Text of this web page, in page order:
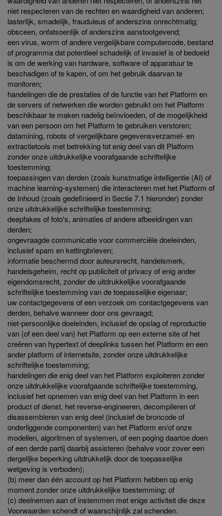
niet respecteren van de rechten en waardigheid van anderen;
lasterlijk, smadelijk, frauduleus of anderszins onrechtmatig;
obsceen, onfatsoenlijk of anderszins aanstootgevend;
een virus, worm of andere vergelijkbare computercode, bestand
of programma dat potentieel schadelijk of invasief is of bedoeld
is om de werking van hardware, software of apparatuur te
beschadigen of te kapen, of om het gebruik daarvan te
monitoren;
handelingen die de prestaties of de functie van het Platform en
de servers of netwerken die worden gebruikt om het Platform
beschikbaar te maken nadelig beïnvloeden, of de mogelijkheid
van een persoon om het Platform te gebruiken verstoren;
datamining, robots of vergelijkbare gegevensverzamel- en
extractietools met betrekking tot enig deel van dit Platform
zonder onze uitdrukkelijke voorafgaande schriftelijke
toestemming;
toepassingen van derden (zoals kunstmatige intelligentie (AI) of
machine learning-systemen) die interacteren met het Platform of
de Inhoud (zoals gedefinieerd in Sectie 7.1 hieronder) zonder
onze uitdrukkelijke schriftelijke toestemming;
deepfakes of foto's, animaties of andere afbeeldingen van
derden;
ongevraagde communicatie voor commerciële doeleinden,
inclusief spam en kettingbrieven;
informatie beschermd door auteursrecht, handelsmerk,
handelsgeheim, recht op publiciteit of privacy of enig ander
eigendomsrecht, zonder de uitdrukkelijke voorafgaande
schriftelijke toestemming van de toepasselijke eigenaar;
uw contactgegevens of een verzoek om contactgegevens van
derden, behalve wanneer door ons gevraagd;
niet-persoonlijke doeleinden, inclusief de opslag of reproductie
van (of een deel van) het Platform op een externe site of het
creëren van hypertext of deeplinks tussen het Platform en een
ander platform of internetsite, zonder onze uitdrukkelijke
schriftelijke toestemming;
handelingen die enig deel van het Platform exploiteren zonder
onze uitdrukkelijke voorafgaande schriftelijke toestemming,
inclusief het opnemen van enig deel van het Platform in een
product of dienst, het reverse-engineeren, decompileren of
disassembleren van enig deel (inclusief de broncode of
onderliggende componenten) van het Platform en/of onze
modellen, algoritmen of systemen, of een poging daartoe doen
of een derde partij daarbij assisteren (behalve voor zover een
dergelijke beperking uitdrukkelijk door de toepasselijke
wetgeving is verboden);
(b) meer dan één account op het Platform hebben op enig
moment zonder onze uitdrukkelijke toestemming; of
(c) deelnemen aan of instemmen met enige activiteit die deze
Voorwaarden schendt of waarschijnlijk zal schenden.